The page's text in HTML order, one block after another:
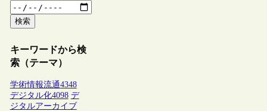
検索
キーワードから検
索（テーマ）
学術情報流通4348
デジタル化4098 デ
ジタルアーカイブ